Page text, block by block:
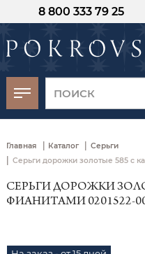
8 800 333 79 25
Главная | Каталог | Серьги
| Серьги дорожки золотые 585 с
СЕРЬГИ ДОРОЖКИ
ФИАНИТАМИ 0201522-
-30%
от 15
момента оплаты